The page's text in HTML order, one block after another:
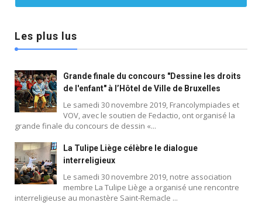
Les plus lus
Grande finale du concours "Dessine les droits
de l'enfant" à l’Hôtel de Ville de Bruxelles
Le samedi 30 novembre 2019, Francolympiades et
VOV, avec le soutien de Fedactio, ont organisé la
grande finale du concours de dessin «...
La Tulipe Liège célèbre le dialogue
interreligieux
Le samedi 30 novembre 2019, notre association
membre La Tulipe Liège a organisé une rencontre
interreligieuse au monastère Saint-Remacle ...